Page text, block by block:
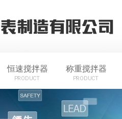
恒速搅拌器
PRODUCT
称重搅拌器
PRODUCT